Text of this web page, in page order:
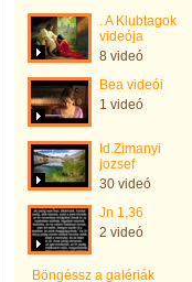
. A Klubtagok
videója
8 videó
Bea videói
1 videó
Id.Zimanyi
jozsef
30 videó
Jn 1,36
2 videó
Böngéssz a galériák